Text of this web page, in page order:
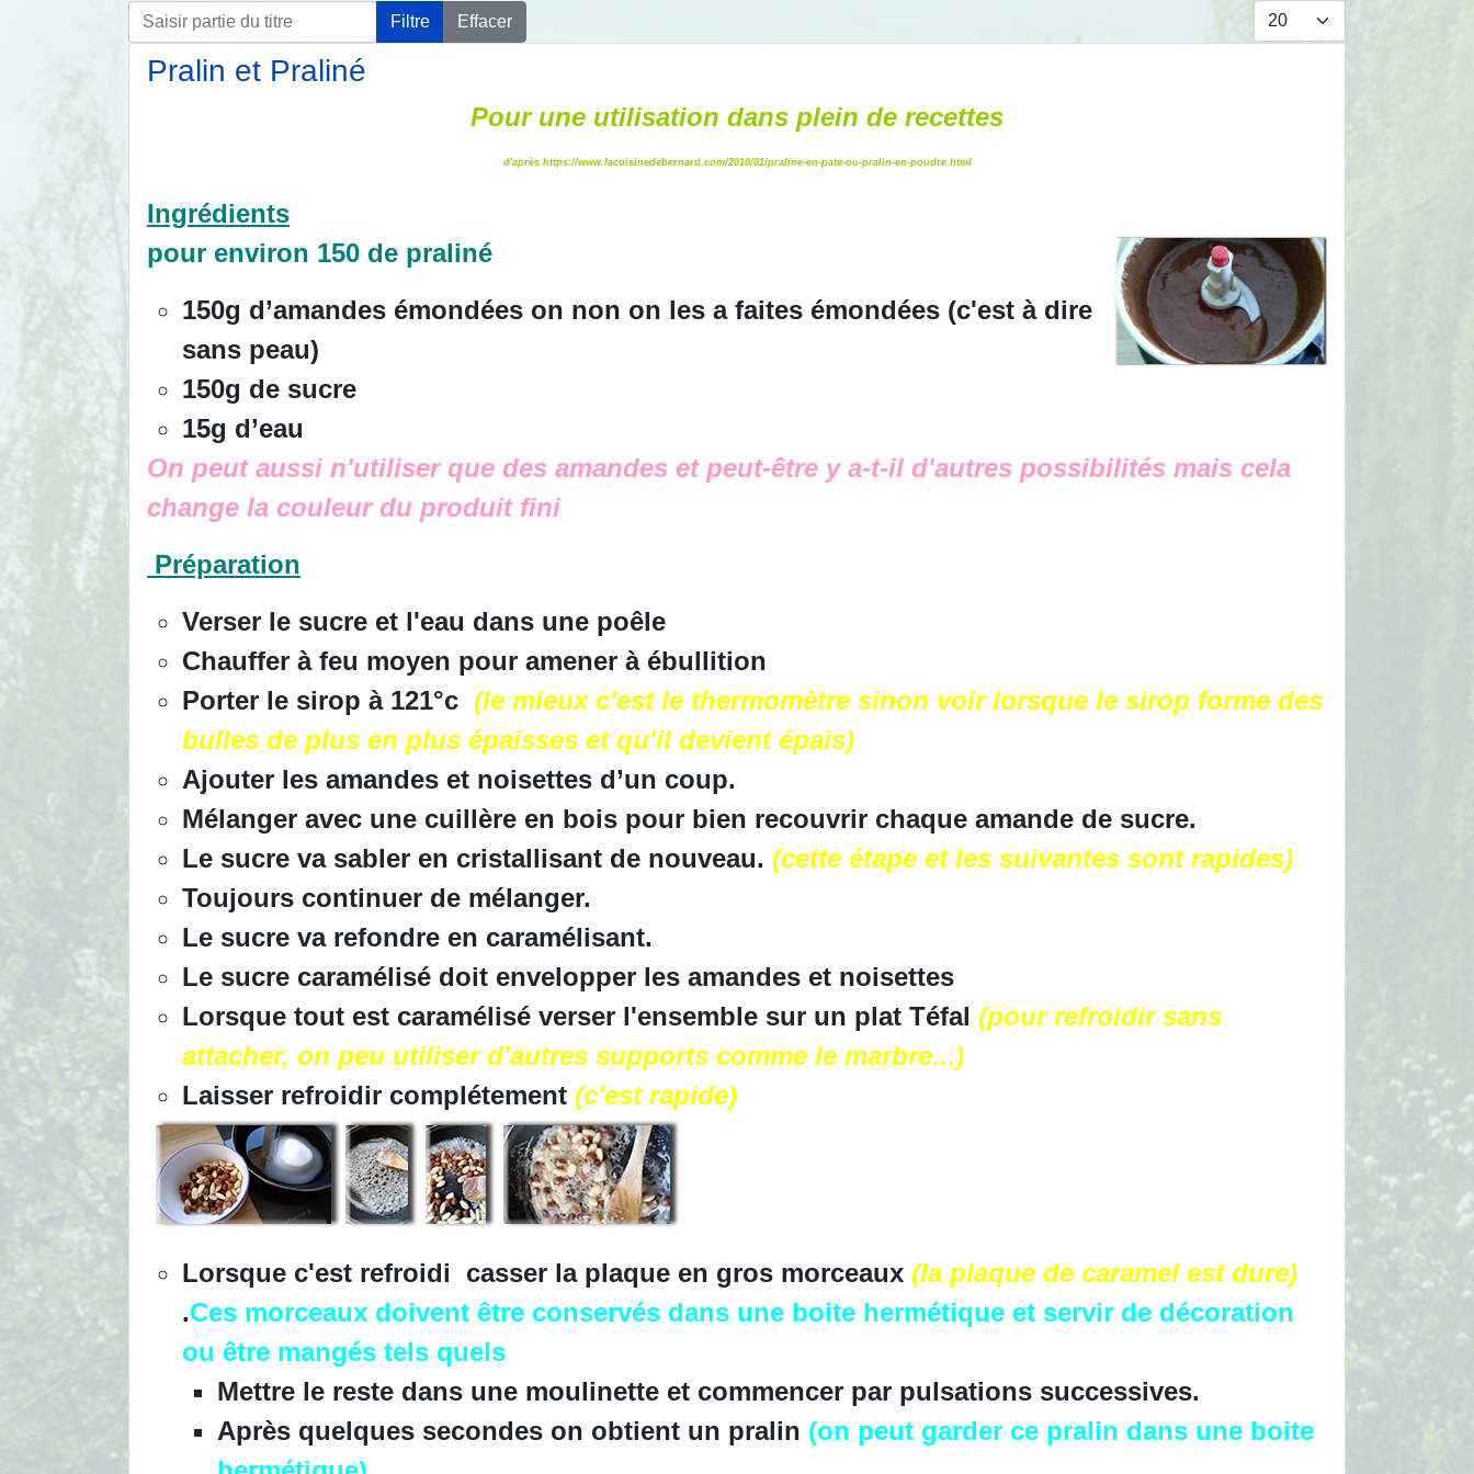
Saisir partie du titre Filtre Effacer Afficher #
Pralin et Praliné
Pour une utilisation dans plein de recettes
d'après https://www.lacuisinedebernard.com/2010/01/praline-en-pate-ou-pralin-en-poudre.html
Ingrédients
pour environ 150 de praliné
150g d’amandes émondées on non on les a faites émondées (c'est à dire
sans peau)
150g de sucre
15g d’eau
On peut aussi n'utiliser que des amandes et peut-être y a-t-il d'autres possibilités mais cela
change la couleur du produit fini
Préparation
Verser le sucre et l'eau dans une poêle
Chauffer à feu moyen pour amener à ébullition
Porter le sirop à 121°c (le mieux c'est le thermomètre sinon voir lorsque le sirop forme des
bulles de plus en plus épaisses et qu'il devient épais)
Ajouter les amandes et noisettes d’un coup.
Mélanger avec une cuillère en bois pour bien recouvrir chaque amande de sucre.
Le sucre va sabler en cristallisant de nouveau. (cette étape et les suivantes sont rapides)
Toujours continuer de mélanger.
Le sucre va refondre en caramélisant.
Le sucre caramélisé doit envelopper les amandes et noisettes
Lorsque tout est caramélisé verser l'ensemble sur un plat Téfal (pour refroidir sans
attacher, on peu utiliser d'autres supports comme le marbre...)
Laisser refroidir complétement (c'est rapide)
Lorsque c'est refroidi casser la plaque en gros morceaux (la plaque de caramel est dure)
.Ces morceaux doivent être conservés dans une boite hermétique et servir de décoration
ou être mangés tels quels
Mettre le reste dans une moulinette et commencer par pulsations successives.
Après quelques secondes on obtient un pralin (on peut garder ce pralin dans une boite